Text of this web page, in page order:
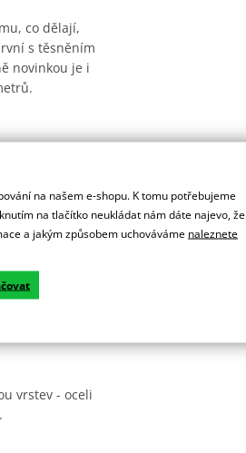
co dělají,
s těsněním
novinkou je i
ADAC MX
odlehčená.
vrstev - oceli
na našem e-shopu. K tomu potřebujeme
na tlačítko neukládat nám dáte najevo, že
a jakým způsobem uchováváme naleznete